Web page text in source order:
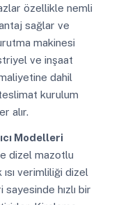
özellikle nemli
sağlar ve
makinesi
ve inşaat
dahil
kurulum
alır.
Modelleri
dizel mazotlu
ısı verimliliği dizel
sayesinde hızlı bir